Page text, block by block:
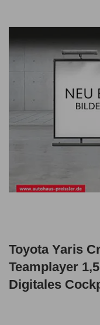
Toyota Yaris
Teamplayer
Digitales